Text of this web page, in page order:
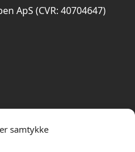
samtykke
ApS (CVR: 40704647)
på Trustpilot